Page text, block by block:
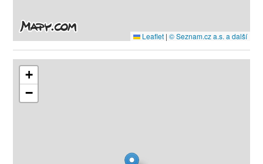
Leaflet | © Seznam.cz a.s. a další
+
−